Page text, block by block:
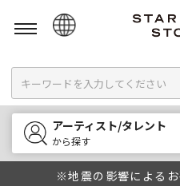
English
한국어
中文
アーティスト/タレント
から探す
※地震の影響による